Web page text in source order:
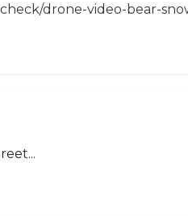
drone-video-bear-